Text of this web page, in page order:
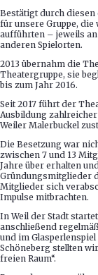
Bestätigt durch diesen
für unsere Gruppe,
aufführten – jeweils
anderen Spielorten.
2013 übernahm die
Theatergruppe, sie
bis zum Jahr 2016.
Seit 2017 führt der
Ausbildung
Weiler Malerbuckel
Die Besetzung war
zwischen 7 und 13
Jahre über erhalten
Gründungsmitglieder
Mitglieder sich
Impulse mitbrachten.
In Weil der Stadt
anschließend
und im
Schöneberg stellten
freien Raum“.